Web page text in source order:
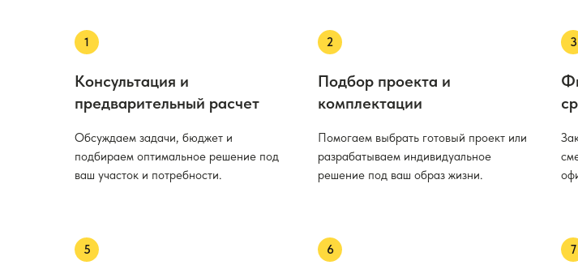
Консультация и
предварительный расчет
Обсуждаем задачи, бюджет и
подбираем оптимальное решение под
ваш участок и потребности.
Подбор проекта и
комплектации
Помогаем выбрать готовый проект или
разрабатываем индивидуальное
решение под ваш образ жизни.